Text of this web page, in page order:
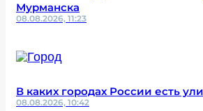
Мурманска
08.08.2026, 11:23
В каких городах России есть
08.08.2026, 10:42